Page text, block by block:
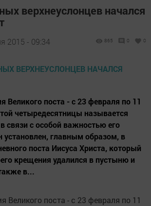
верхнеуслонцев начался
2015 - 09:34 865 0 0
Великого поста - с 23 февраля по 11
четыредесятницы называется
связи с особой важностью его
установлен, главным образом, в
поста Иисуса Христа, который
крещения удалился в пустыню и
в...
Великого поста - с 23 февраля по 11